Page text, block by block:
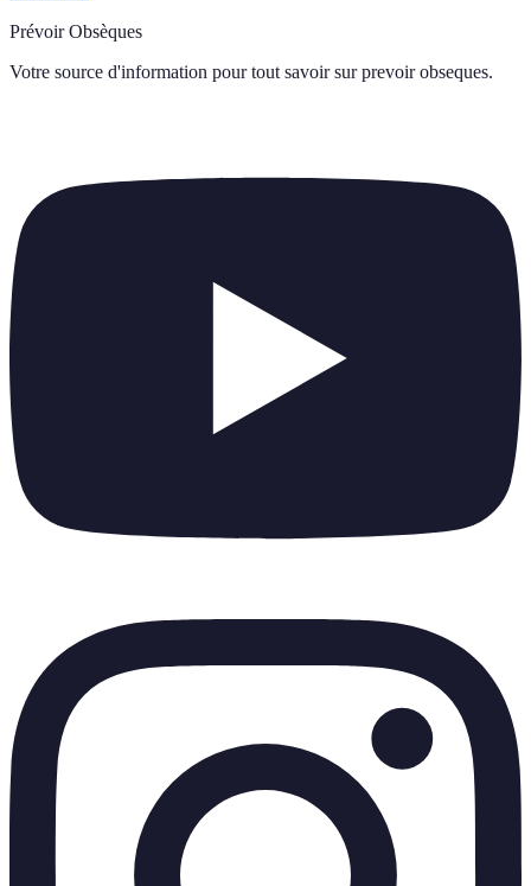
Prévoir Obsèques
Votre source d'information pour tout savoir sur prevoir obseques.